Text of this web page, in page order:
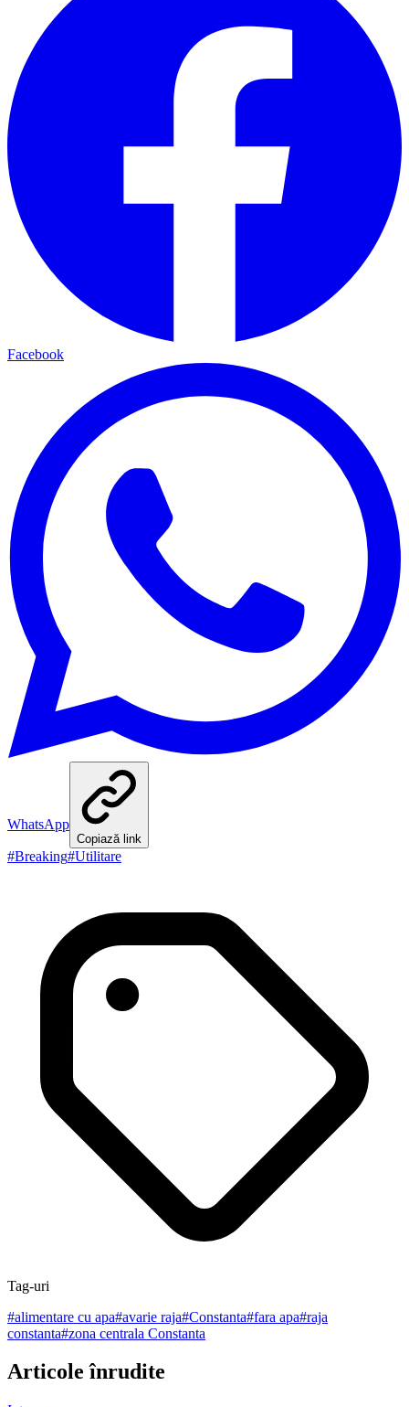
Facebook
WhatsApp
Copiază link
#Breaking#Utilitare
Tag-uri
#alimentare cu apa#avarie raja#Constanta#fara apa#raja
constanta#zona centrala Constanta
Articole înrudite